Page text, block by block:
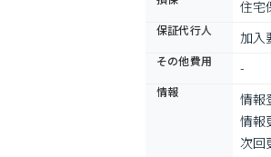
住宅
保証代行人 加入
その他費用 -
情報 情報
情報
次回